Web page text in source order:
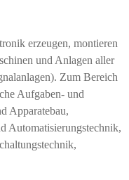
erzeugen, montieren
und Anlagen aller
Zum Bereich
Aufgaben- und
Apparatebau,
Automatisierungstechnik,